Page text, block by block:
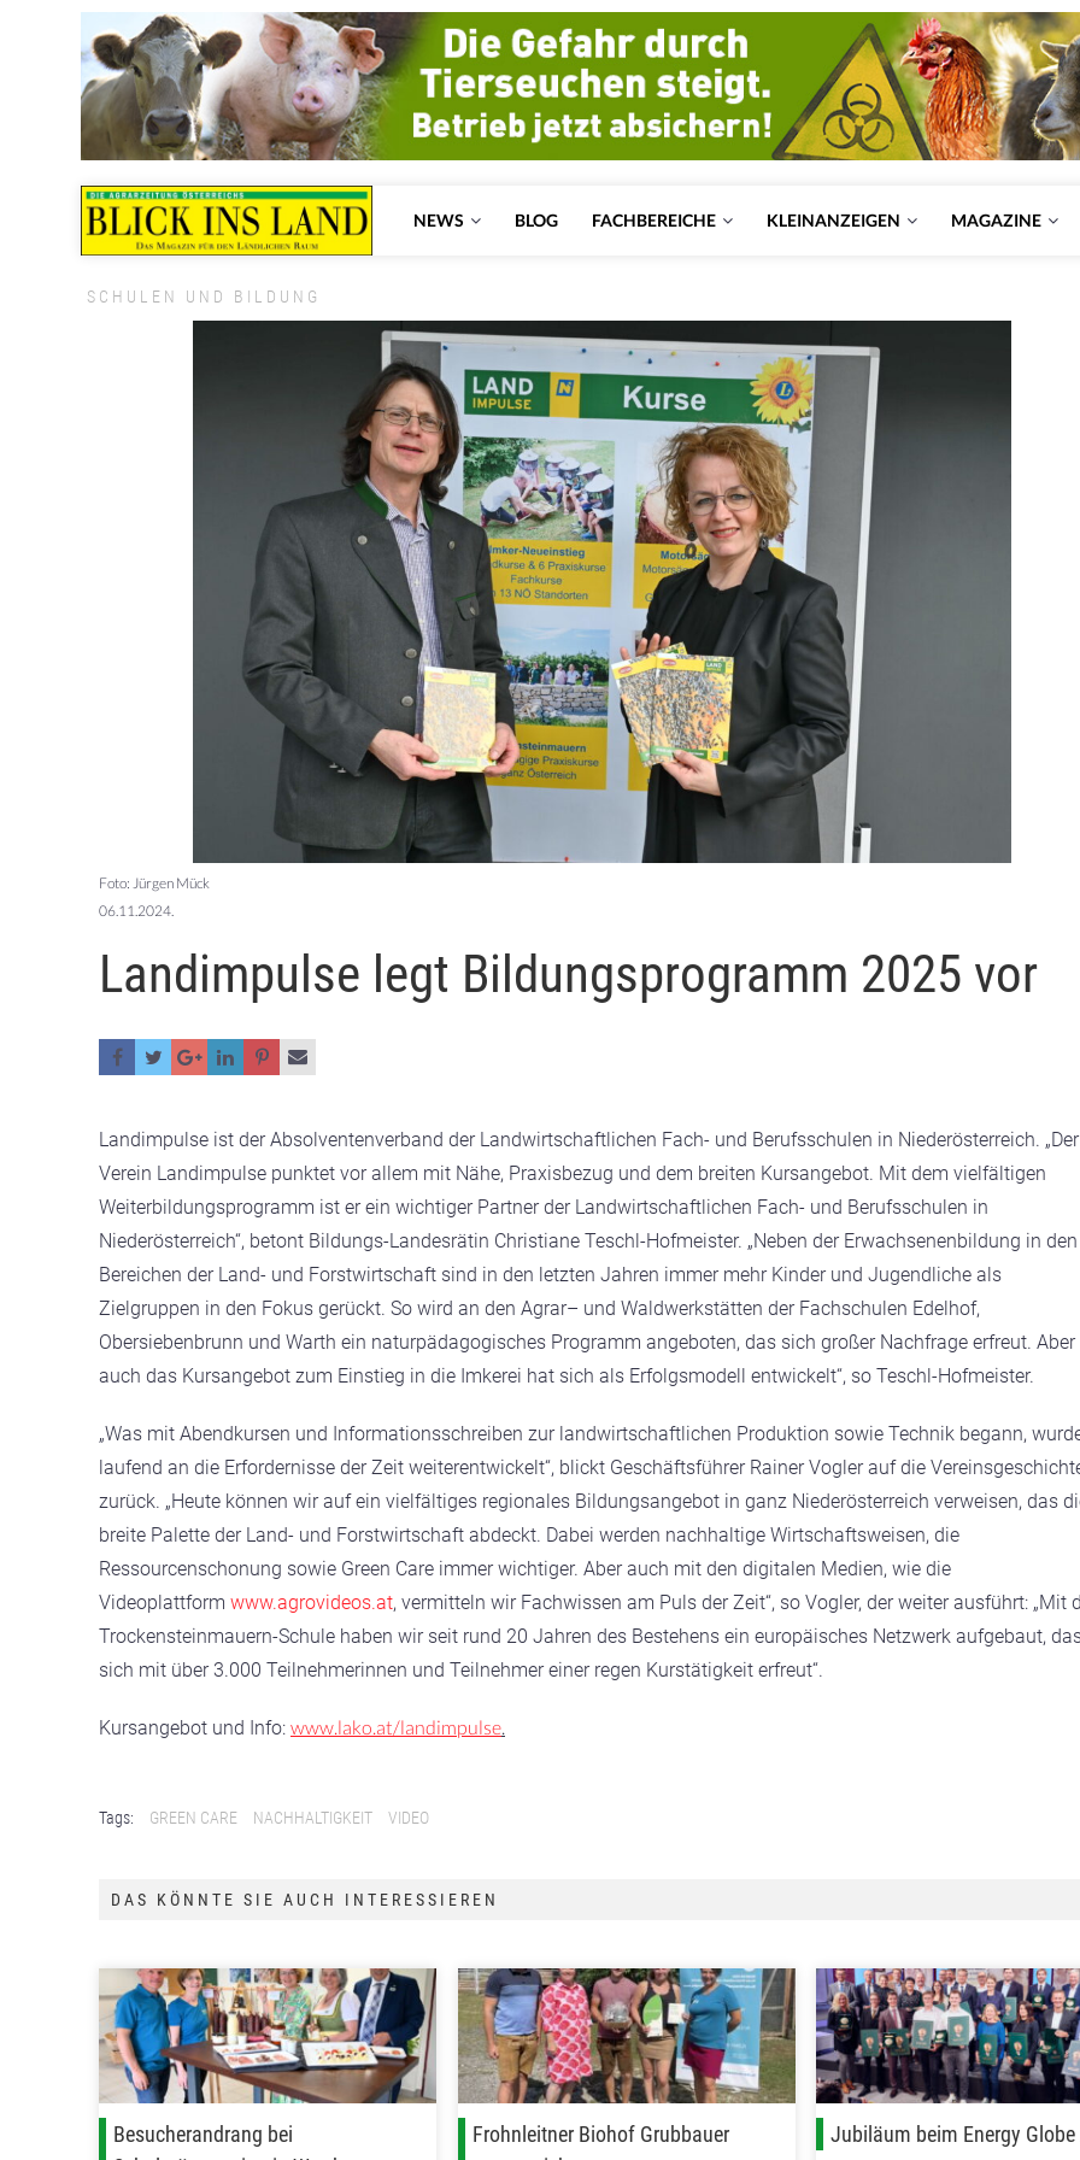
NEWS BLOG FACHBEREICHE KLEINANZEIGEN MAGAZINE
SCHULEN UND BILDUNG
Foto: Jürgen Mück
06.11.2024.
Landimpulse legt Bildungsprogramm 2025 vor
Landimpulse ist der Absolventenverband der Landwirtschaftlichen Fach- und Berufsschulen in Niederösterreich. „Der
Verein Landimpulse punktet vor allem mit Nähe, Praxisbezug und dem breiten Kursangebot. Mit dem vielfältigen
Weiterbildungsprogramm ist er ein wichtiger Partner der Landwirtschaftlichen Fach- und Berufsschulen in
Niederösterreich“, betont Bildungs-Landesrätin Christiane Teschl-Hofmeister. „Neben der Erwachsenenbildung in den
Bereichen der Land- und Forstwirtschaft sind in den letzten Jahren immer mehr Kinder und Jugendliche als
Zielgruppen in den Fokus gerückt. So wird an den Agrar– und Waldwerkstätten der Fachschulen Edelhof,
Obersiebenbrunn und Warth ein naturpädagogisches Programm angeboten, das sich großer Nachfrage erfreut. Aber
auch das Kursangebot zum Einstieg in die Imkerei hat sich als Erfolgsmodell entwickelt“, so Teschl-Hofmeister.
„Was mit Abendkursen und Informationsschreiben zur landwirtschaftlichen Produktion sowie Technik begann,
laufend an die Erfordernisse der Zeit weiterentwickelt“, blickt Geschäftsführer Rainer Vogler auf die
zurück. „Heute können wir auf ein vielfältiges regionales Bildungsangebot in ganz Niederösterreich verweisen, das
breite Palette der Land- und Forstwirtschaft abdeckt. Dabei werden nachhaltige Wirtschaftsweisen, die
Ressourcenschonung sowie Green Care immer wichtiger. Aber auch mit den digitalen Medien, wie die
Videoplattform www.agrovideos.at, vermitteln wir Fachwissen am Puls der Zeit“, so Vogler, der weiter ausführt: „Mit
Trockensteinmauern-Schule haben wir seit rund 20 Jahren des Bestehens ein europäisches Netzwerk aufgebaut,
sich mit über 3.000 Teilnehmerinnen und Teilnehmer einer regen Kurstätigkeit erfreut“.
Kursangebot und Info: www.lako.at/landimpulse.
Tags: GREEN CARE NACHHALTIGKEIT VIDEO
DAS KÖNNTE SIE AUCH INTERESSIEREN
Besucherandrang bei
Frohnleitner Biohof Grubbauer
Jubiläum beim Energy Globe